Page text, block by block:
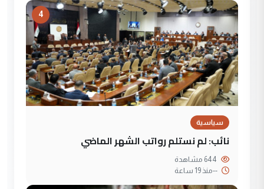
4
سياسية
نائب: لم نستلم رواتب الشهر الماضي
--منذ 19 ساعة